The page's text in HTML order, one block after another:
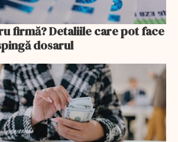
firmă? Detaliile care pot face
dosarul